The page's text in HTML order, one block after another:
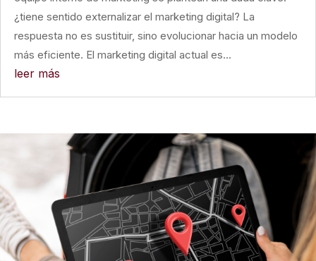
¿tiene sentido externalizar el marketing digital? La
respuesta no es sustituir, sino evolucionar hacia un modelo
más eficiente. El marketing digital actual es...
leer más